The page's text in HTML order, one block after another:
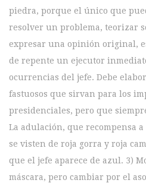
piedra, porque el único que
resolver un problema, teorizar
expresar una opinión original,
de repente un ejecutor
ocurrencias del jefe. Debe
fastuosos que sirvan para los
presidenciales, pero que
La adulación, que recompensa
se visten de roja gorra y roja
que el jefe aparece de azul. 3)
máscara, pero cambiar por el